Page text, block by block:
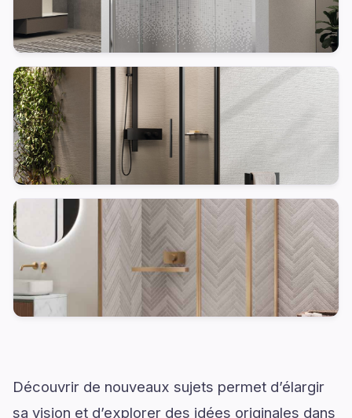
Découvrir de nouveaux sujets permet d’élargir
sa vision et d’explorer des idées originales dans